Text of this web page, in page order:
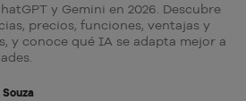
y Gemini en 2026. Descubre
precios, funciones, ventajas y
y conoce qué IA se adapta mejor a